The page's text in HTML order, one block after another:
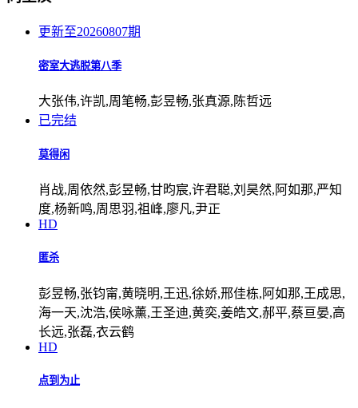
更新至20260807期
密室大逃脱第八季
大张伟,许凯,周笔畅,彭昱畅,张真源,陈哲远
已完结
莫得闲
肖战,周依然,彭昱畅,甘昀宸,许君聪,刘昊然,阿如那,严知
度,杨新鸣,周思羽,祖峰,廖凡,尹正
HD
匿杀
彭昱畅,张钧甯,黄晓明,王迅,徐娇,邢佳栋,阿如那,王成思,
海一天,沈浩,侯咏薰,王圣迪,黄奕,姜皓文,郝平,蔡亘晏,高
长远,张磊,衣云鹤
HD
点到为止